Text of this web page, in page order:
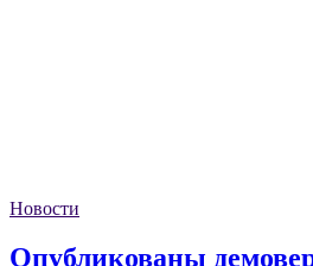
Новости
Опубликованы